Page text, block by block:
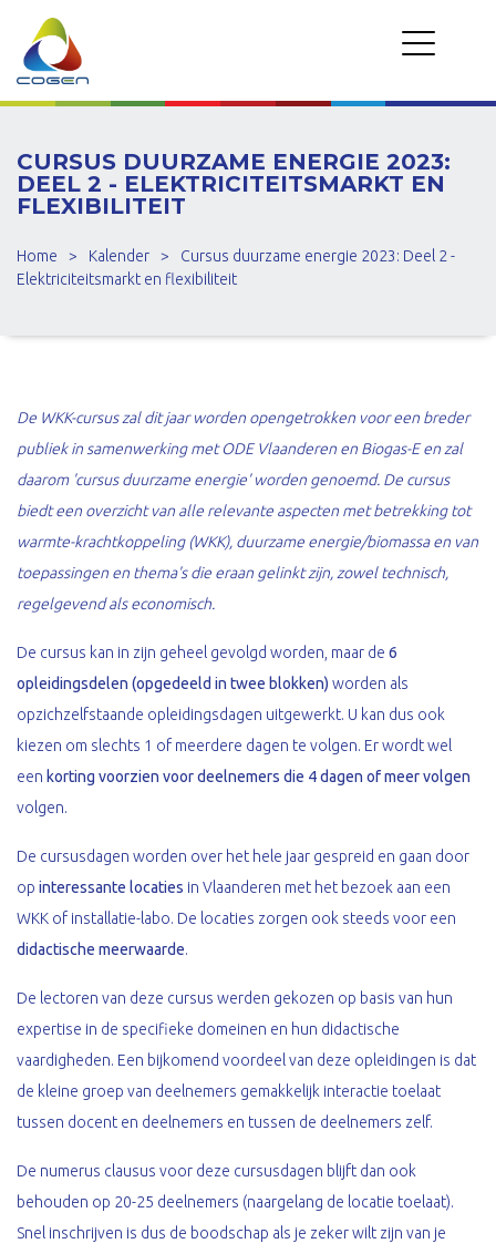
CURSUS DUURZAME ENERGIE 2023:
DEEL 2 - ELEKTRICITEITSMARKT EN
FLEXIBILITEIT
Home > Kalender >
Cursus duurzame energie 2023: Deel 2 -
Elektriciteitsmarkt en flexibiliteit
De WKK-cursus zal dit jaar worden opengetrokken voor een breder
publiek in samenwerking met ODE Vlaanderen en Biogas-E en zal
daarom 'cursus duurzame energie' worden genoemd. De cursus
biedt een overzicht van alle relevante aspecten met betrekking tot
warmte-krachtkoppeling (WKK), duurzame energie/biomassa en van
toepassingen en thema's die eraan gelinkt zijn, zowel technisch,
regelgevend als economisch.
De cursus kan in zijn geheel gevolgd worden, maar de 6
opleidingsdelen (opgedeeld in twee blokken) worden als
opzichzelfstaande opleidingsdagen uitgewerkt. U kan dus ook
kiezen om slechts 1 of meerdere dagen te volgen. Er wordt wel
een korting voorzien voor deelnemers die 4 dagen of meer volgen
volgen.
De cursusdagen worden over het hele jaar gespreid en gaan door
op interessante locaties in Vlaanderen met het bezoek aan een
WKK of installatie-labo. De locaties zorgen ook steeds voor een
didactische meerwaarde.
De lectoren van deze cursus werden gekozen op basis van hun
expertise in de specifieke domeinen en hun didactische
vaardigheden. Een bijkomend voordeel van deze opleidingen is dat
de kleine groep van deelnemers gemakkelijk interactie toelaat
tussen docent en deelnemers en tussen de deelnemers zelf.
De numerus clausus voor deze cursusdagen blijft dan ook
behouden op 20-25 deelnemers (naargelang de locatie toelaat).
Snel inschrijven is dus de boodschap als je zeker wilt zijn van je